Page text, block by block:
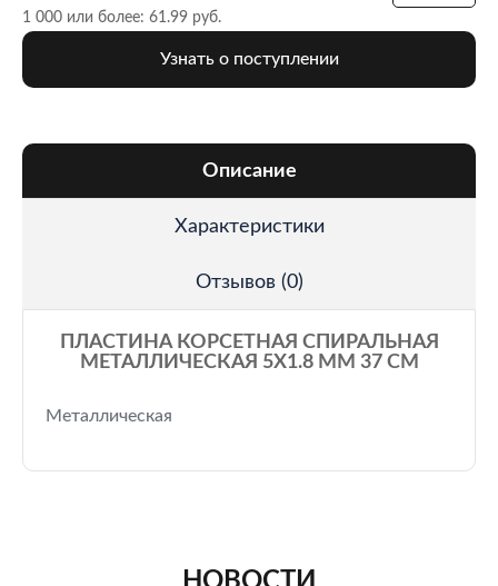
1 000 или более: 61.99 руб.
Узнать о поступлении
Описание
Характеристики
Отзывов (0)
ПЛАСТИНА КОРСЕТНАЯ СПИРАЛЬНАЯ
МЕТАЛЛИЧЕСКАЯ 5Х1.8 ММ 37 СМ
Металлическая